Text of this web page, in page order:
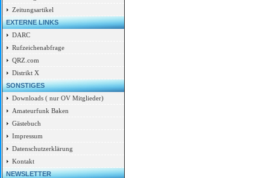
Zeitungsartikel
EXTERNE LINKS
DARC
Rufzeichenabfrage
QRZ.com
Distrikt X
SONSTIGES
Downloads ( nur OV Mitglieder)
Amateurfunk Baken
Gästebuch
Impressum
Datenschutzerklärung
Kontakt
NEWSLETTER